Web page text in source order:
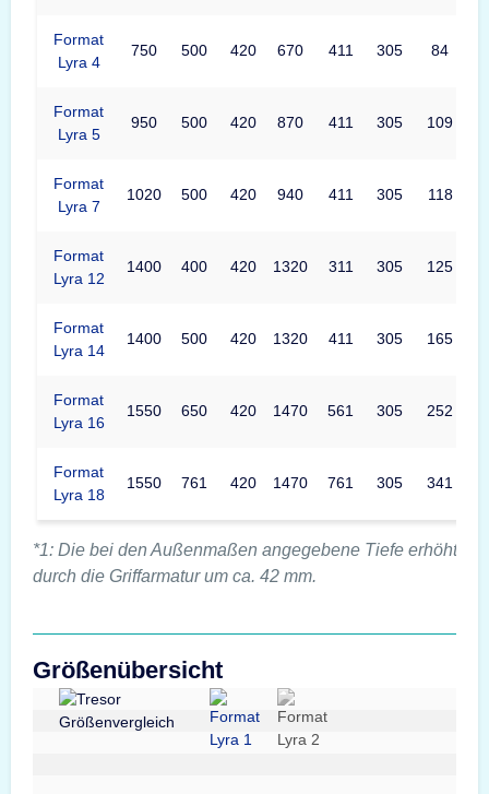
Format
Lyra 4
750 500 420 670 411 305 84
Format
Lyra 5
950 500 420 870 411 305 109
Format
Lyra 7
1020 500 420 940 411 305 118
Format
Lyra 12
1400 400 420 1320 311 305 125
Format
Lyra 14
1400 500 420 1320 411 305 165
Format
Lyra 16
1550 650 420 1470 561 305 252
Format
Lyra 18
1550 761 420 1470 761 305 341
*1: Die bei den Außenmaßen angegebene Tiefe erhöht
durch die Griffarmatur um ca. 42 mm.
Größenübersicht